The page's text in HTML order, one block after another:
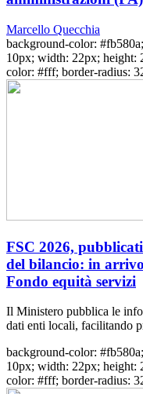
Marcello Quecchia
background-color:
10px; width: 22px; height:
color: #fff; border-radius:
FSC 2026,
del bilancio: in
Fondo equità servizi
Il Ministero pubblica le
dati enti locali, facilitando
background-color:
10px; width: 22px; height:
color: #fff; border-radius: